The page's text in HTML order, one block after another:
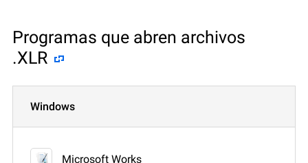
Programas que abren archivos
.XLR
Windows
Microsoft Works